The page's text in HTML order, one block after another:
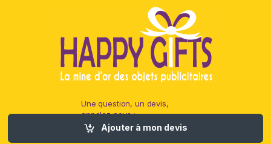
Ajouter à mon devis
Une question, un devis,
appelez nous :
01 80 88 96 21